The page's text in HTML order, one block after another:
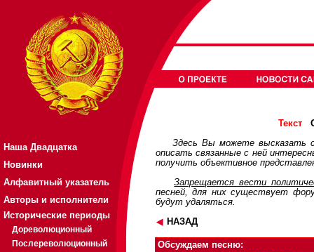
Наша Двадцатка
Новинки
Алфавитный указатель
Авторы и исполнители
Исторические периоды
Дореволюционный
Послереволюционный
Текст
Здесь Вы можете высказать
описать связанные с ней
получить объективное
Запрещается вести
песней, для них существует
будут удаляться.
НАЗАД
Обсуждаем песню: